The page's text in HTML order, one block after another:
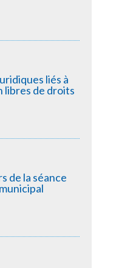
liés à
libres de droits
de la séance